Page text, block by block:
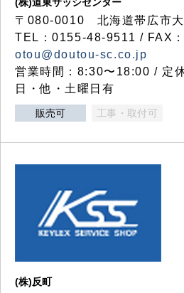
〒080-0010 北海道帯広市
TEL：0155-48-9511 / FAX
otou@doutou-sc.co.jp
営業時間：8:30〜18:00 / 定
日・他・土曜日有
販売可 工事・取付可
(株)反町